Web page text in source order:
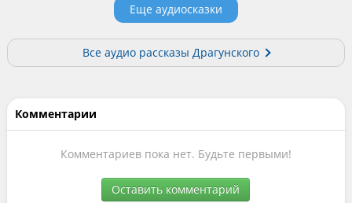
Еще аудиосказки
Все аудио рассказы Драгунского
Комментарии
Комментариев пока нет. Будьте первыми!
Оставить комментарий